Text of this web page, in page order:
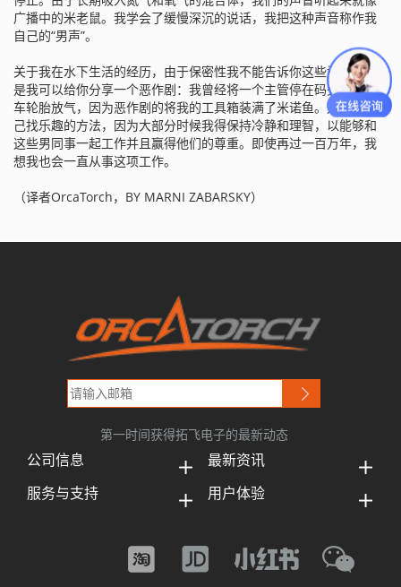
广播中的米老鼠。我学会了缓慢深沉的说话，我把这种声音称作我
自己的“男声”。
关于我在水下生活的经历，由于保密性我不能告诉你这些记录。但
是我可以给你分享一个恶作剧：我曾经将一个主管停在码头上的汽
车轮胎放气，因为恶作剧的将我的工具箱装满了米诺鱼。这是给自
己找乐趣的方法，因为大部分时候我得保持冷静和理智，以能够和
这些男同事一起工作并且赢得他们的尊重。即使再过一百万年，我
想我也会一直从事这项工作。
（译者OrcaTorch，BY MARNI ZABARSKY）
第一时间获得拓飞电子的最新动态
公司信息
最新资讯
服务与支持
用户体验